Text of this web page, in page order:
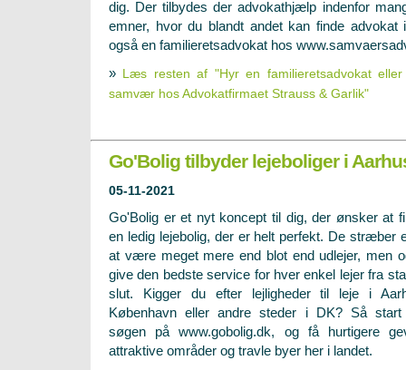
dig. Der tilbydes der advokathjælp indenfor
emner, hvor du blandt andet kan finde
også en familieretsadvokat hos
» Læs resten af "Hyr en familieretsadvokat
samvær hos Advokatfirmaet Strauss & Garlik"
Go'Bolig tilbyder lejeboliger i
05-11-2021
Go'Bolig er et nyt koncept til dig, der ønsker at
en ledig lejebolig, der er helt perfekt. De stræber
at være meget mere end blot end udlejer, men
give den bedste service for hver enkel lejer fra
slut. Kigger du efter lejligheder til leje i
København eller andre steder i DK? Så start
søgen på www.gobolig.dk, og få hurtigere
attraktive områder og travle byer her i landet.